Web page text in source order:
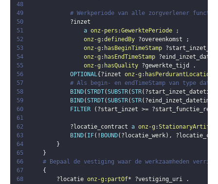
48
49
# Werkperiode van alle zorgverlener
50
?inzet
51
a onz-pers :GewerktePeriode
;
52
onz-g :definedBy ?overeenkomst
;
53
onz-g : hasBeginTimeStamp
54
onz-g : hasEndTimeStamp
55
onz-g : hasQuality ?gewerkte_tijd
.
56
OPTIONAL{ ?inzet onz-g : hasPerdurantLocation
57
# Als begin- en endTimeStamp van type
58
BIND(STRDT(SUBSTR(STR( ?start_inzet_datetime
59
BIND(STRDT(SUBSTR(STR( ?eind_inzet_datetime
60
FILTER ( ?start_inzet >=
61
62
?locatie_contract a onz-g :
63
BIND( IF( ! BOUND( ?locatie_werk) ,
64
}
65
}
66
# Bepaal de vestiging waar de werkzaamheden
67
{
68
?locatie onz-g : partOf* ?vestiging_uri
.